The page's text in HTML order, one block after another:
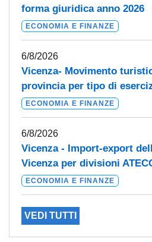
forma giuridica anno 2026
ECONOMIA E FINANZE
6/8/2026
Vicenza- Movimento
provincia per tipo di
ECONOMIA E FINANZE
6/8/2026
Vicenza - Import-export
Vicenza per divisioni
ECONOMIA E FINANZE
VEDI TUTTI